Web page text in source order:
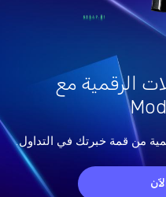
الرقمية مع
من قمة خبرتك في التداول.